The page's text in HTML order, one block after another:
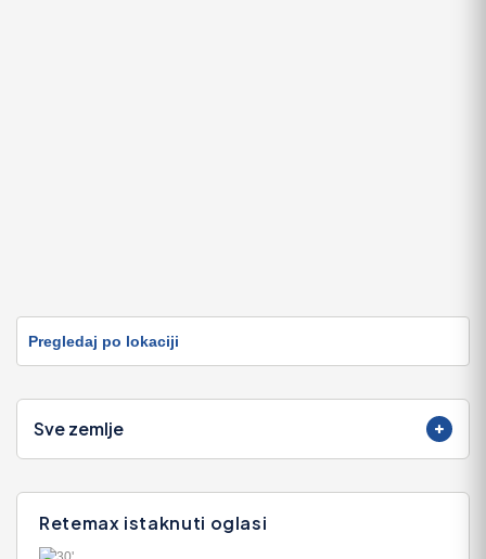
Pregledaj po lokaciji
Sve zemlje
Retemax istaknuti oglasi